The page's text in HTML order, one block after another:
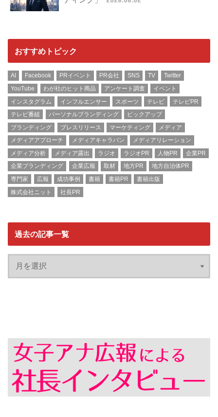
おすすめトピック
AI Facebook PRイベント PR会社 SNS TV
Twitter
YouTube
わが社のヒット商品 アンケート調査
イベント
インスタグラム
インフルエンサー スポーツ テレビ
テレビPR
テレビ番組
パーソナルブランディング
ピックアップ
ブランディング
プレスリリース マーケティング
メディア
メディアアプローチ
メディアキャラバン
メディアリレーション
メディア分析
メディア露出 ラジオ ラジオPR 人物PR
企業PR
企業ブランディング
企業広報 取材 地方PR
地方自治体PR
専門家
広報 成功事例 書籍 書籍PR
書籍出版
株式会社ニット
社長PR
過去の記事一覧